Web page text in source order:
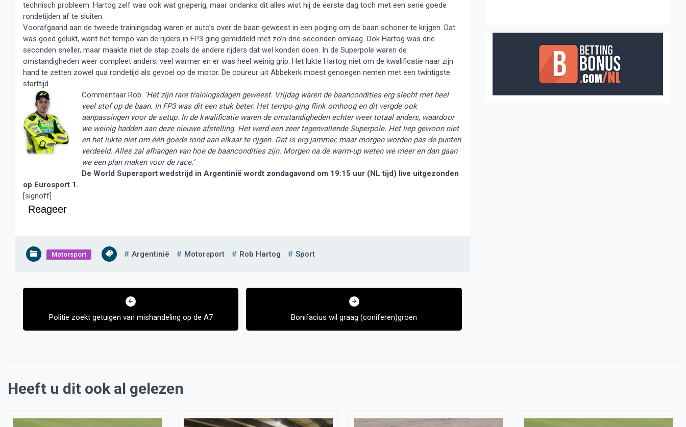
technisch probleem. Hartog zelf was ook wat grieperig, maar ondanks dit alles wist hij de eerste dag toch met een serie goede
rondetijden af te sluiten.
Voorafgaand aan de tweede trainingsdag waren er auto’s over de baan geweest in een poging om de baan schoner te krijgen. Dat
was goed gelukt, want het tempo van de rijders in FP3 ging gemiddeld met zo’n drie seconden omlaag. Ook Hartog was drie
seconden sneller, maar maakte niet de stap zoals de andere rijders dat wel konden doen. In de Superpole waren de
omstandigheden weer compleet anders; veel warmer en er was heel weinig grip. Het lukte Hartog niet om de kwalificatie naar zijn
hand te zetten zowel qua rondetijd als gevoel op de motor. De coureur uit Abbekerk moest genoegen nemen met een twintigste
starttijd.
Commentaar Rob: ‘Het zijn rare trainingsdagen geweest. Vrijdag waren de baancondities erg slecht met heel
veel stof op de baan. In FP3 was dit een stuk beter. Het tempo ging flink omhoog en dit vergde ook
aanpassingen voor de setup. In de kwalificatie waren de omstandigheden echter weer totaal anders, waardoor
we weinig hadden aan deze nieuwe afstelling. Het werd een zeer tegenvallende Superpole. Het liep gewoon niet
en het lukte niet om één goede rond aan elkaar te rijgen. Dat is erg jammer, maar morgen worden pas de punten
verdeeld. Alles zal afhangen van hoe de baancondities zijn. Morgen na de warm-up weten we meer en dan gaan
we een plan maken voor de race.’
De World Supersport wedstrijd in Argentinië wordt zondagavond om 19:15 uur (NL tijd) live uitgezonden
op Eurosport 1.
[signoff]
Reageer
Motorsport Argentinië Motorsport Rob Hartog Sport
Bericht
Politie zoekt getuigen van mishandeling op de A7 Bonifacius wil graag (coniferen)groen
Heeft u dit ook al gelezen